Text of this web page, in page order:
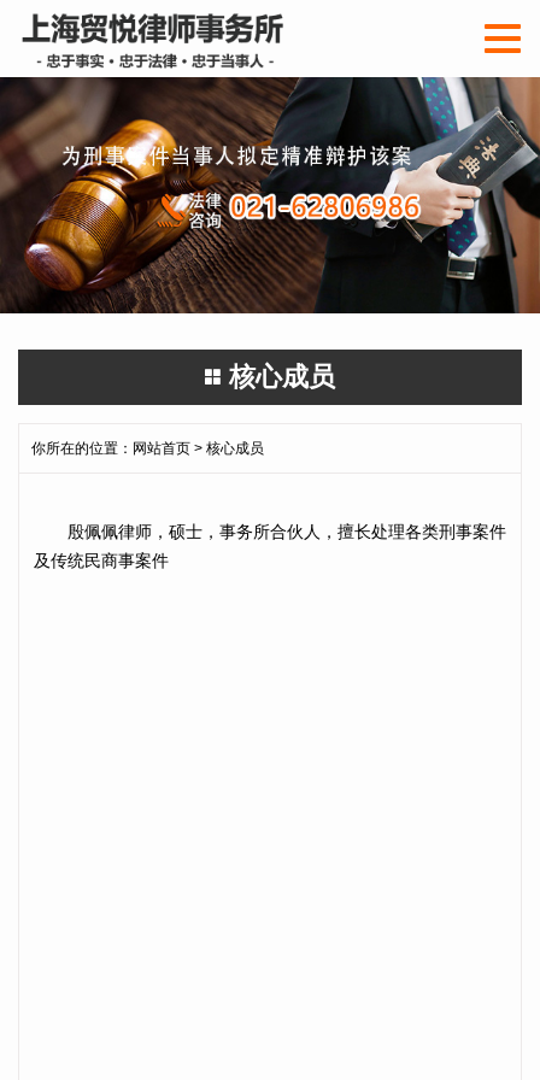
切
导
航
核心成员
你所在的位置： 网站首页 > 核心成员
殷佩佩律师，硕士，事务所合伙人，擅长处理各类刑事案件
及传统民商事案件